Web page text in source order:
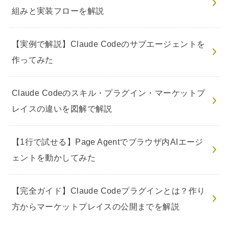
組みと実装フローを解説
【実例で解説】Claude Codeのサブエージェントを
作ってみた
Claude Codeのスキル・プラグイン・マーケットプ
レイスの違いを図解で解説
【1行で試せる】Page Agentでブラウザ内AIエージ
ェントを動かしてみた
【完全ガイド】Claude Codeプラグインとは？作り
方からマーケットプレイスの公開までを解説